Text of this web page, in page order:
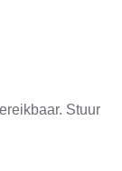
Stuur